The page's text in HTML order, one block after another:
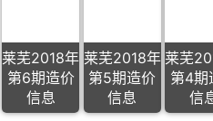
莱芜2018年
第6期造价
信息
莱芜2018年
第5期造价
信息
莱芜
第4期
信